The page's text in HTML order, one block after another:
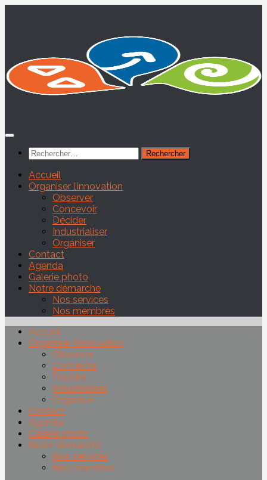
Rechercher :
Accueil
Organiser l’innovation
Observer
Concevoir
Décider
Industrialiser
Organiser
Contact
Agenda
Galerie photo
Notre démarche
Nos services
Nos membres
Accueil
Organiser l’innovation
Observer
Concevoir
Décider
Industrialiser
Organiser
Contact
Agenda
Galerie photo
Notre démarche
Nos services
Nos membres